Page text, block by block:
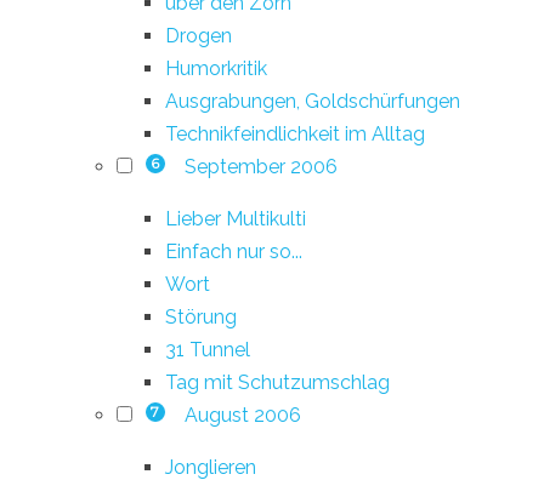
Drogen
Humorkritik
Ausgrabungen, Goldschürfungen
Technikfeindlichkeit im Alltag
6 September 2006
Lieber Multikulti
Einfach nur so...
Wort
Störung
31 Tunnel
Tag mit Schutzumschlag
7 August 2006
Jonglieren